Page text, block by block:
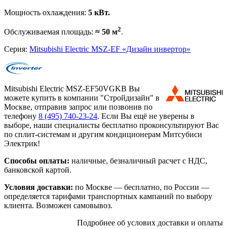
Мощность охлаждения: 5 кВт.
Обслуживаемая площадь: ≈ 50 м2.
Серия: Mitsubishi Electric MSZ-EF «Дизайн инвертор»
Mitsubishi Electric MSZ-EF50VGKB Вы
можете купить в компании "Стройдизайн" в
Москве, отправив запрос или позвонив по
телефону 8 (495) 740-23-24. Если Вы ещё не уверены в
выборе, наши специалисты бесплатно проконсультируют Вас
по сплит-системам и другим кондиционерам Митсубиси
Электрик!
Способы оплаты: наличные, безналичный расчет с НДС,
банковской картой.
Условия доставки: по Москве — бесплатно, по России —
определяется тарифами транспортных кампаний по выбору
клиента. Возможен самовывоз.
Подробнее об услових доставки и оплаты